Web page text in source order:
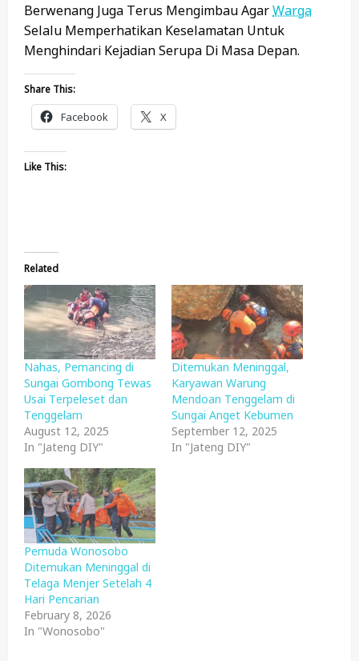
Berwenang Juga Terus Mengimbau AgarWarga
Selalu Memperhatikan Keselamatan Untuk
Menghindari Kejadian Serupa Di Masa Depan.
Share This:
Facebook X
Like This:
Related
Nahas, Pemancing di
Sungai Gombong Tewas
Usai Terpeleset dan
Tenggelam
August 12, 2025
In "Jateng DIY"
Ditemukan Meninggal,
Karyawan Warung
Mendoan Tenggelam di
Sungai Anget Kebumen
September 12, 2025
In "Jateng DIY"
Pemuda Wonosobo
Ditemukan Meninggal di
Telaga Menjer Setelah 4
Hari Pencarian
February 8, 2026
In "Wonosobo"